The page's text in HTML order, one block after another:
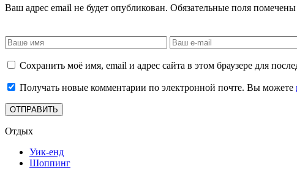
Ваш адрес email не будет опубликован. Обязательные поля помечены
Сохранить моё имя, email и адрес сайта в этом браузере для
Получать новые комментарии по электронной почте. Вы можете
Отдых
Уик-енд
Шоппинг